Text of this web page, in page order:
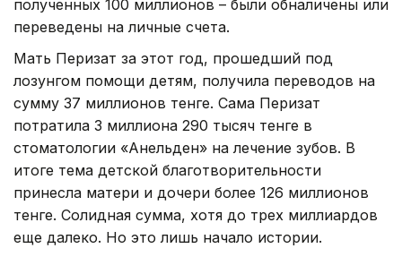
полученных 100 миллионов – были обналичены или
переведены на личные счета.
Мать Перизат за этот год, прошедший под
лозунгом помощи детям, получила переводов на
сумму 37 миллионов тенге. Сама Перизат
потратила 3 миллиона 290 тысяч тенге в
стоматологии «Анельден» на лечение зубов. В
итоге тема детской благотворительности
принесла матери и дочери более 126 миллионов
тенге. Солидная сумма, хотя до трех миллиардов
еще далеко. Но это лишь начало истории.